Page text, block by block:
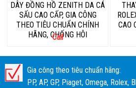
DÂY ĐỒNG HỒ ZENITH DA CÁ
SẤU CAO CẤP, GIA CÔNG
THEO TIÊU CHUẨN CHÍNH
HÃNG, CHỐNG HÔI
Call
CAO
Gia công theo tiêu chuẩn hãng:
PP, AP, GP, Piaget, Omega, Rolex,